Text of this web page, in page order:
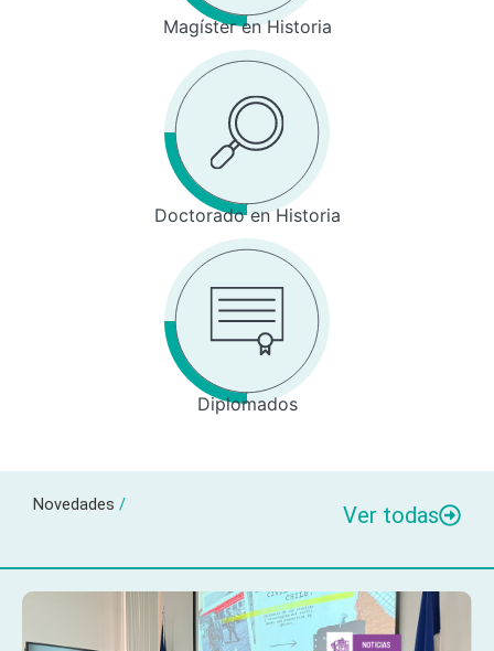
Magíster en Historia
Doctorado en Historia
Diplomados
Novedades / Ver todas